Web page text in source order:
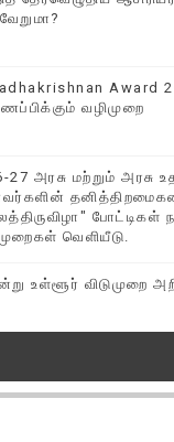
Award
வழிமுறை
27 அரசு மற்றும் அரசு
போட்டிகள்
வெளியீடு.
உள்ளூர் விடுமுறை